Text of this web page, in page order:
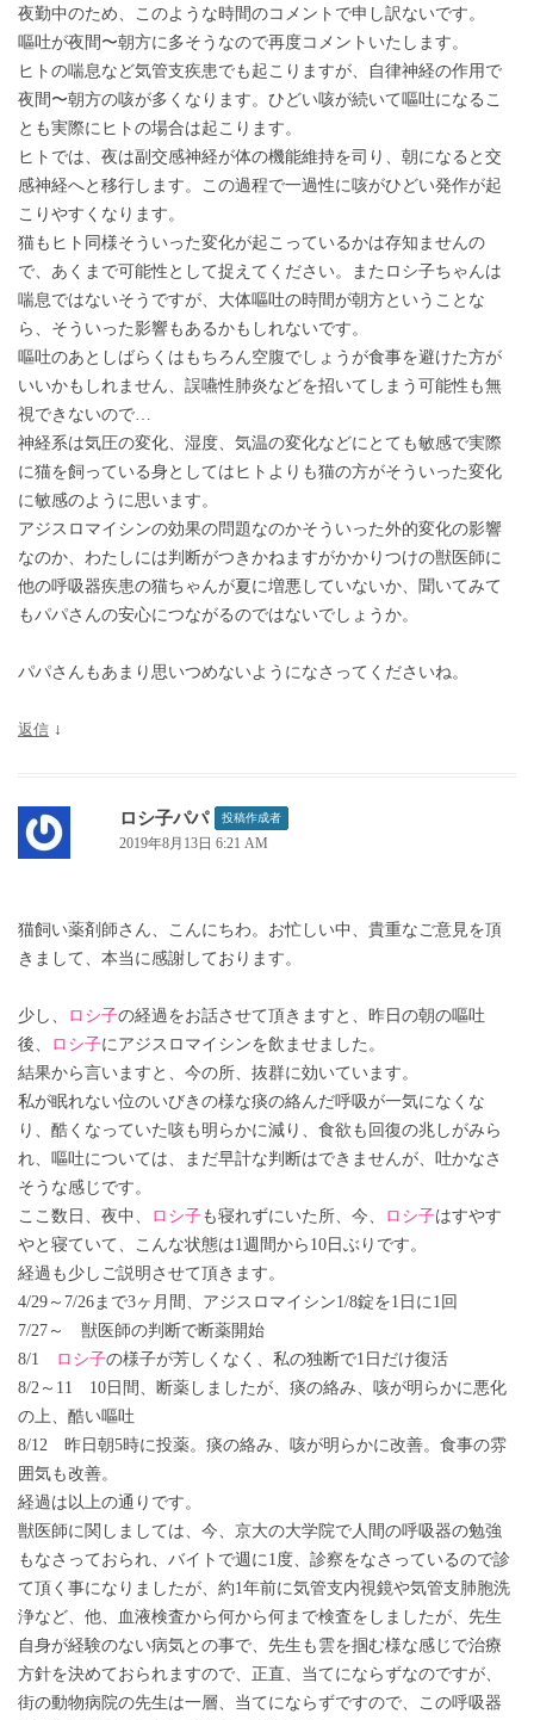
夜勤中のため、このような時間のコメントで申し訳ないです。
嘔吐が夜間〜朝方に多そうなので再度コメントいたします。
ヒトの喘息など気管支疾患でも起こりますが、自律神経の作用で
夜間〜朝方の咳が多くなります。ひどい咳が続いて嘔吐になるこ
とも実際にヒトの場合は起こります。
ヒトでは、夜は副交感神経が体の機能維持を司り、朝になると交
感神経へと移行します。この過程で一過性に咳がひどい発作が起
こりやすくなります。
猫もヒト同様そういった変化が起こっているかは存知ませんの
で、あくまで可能性として捉えてください。またロシ子ちゃんは
喘息ではないそうですが、大体嘔吐の時間が朝方ということな
ら、そういった影響もあるかもしれないです。
嘔吐のあとしばらくはもちろん空腹でしょうが食事を避けた方が
いいかもしれません、誤嚥性肺炎などを招いてしまう可能性も無
視できないので…
神経系は気圧の変化、湿度、気温の変化などにとても敏感で実際
に猫を飼っている身としてはヒトよりも猫の方がそういった変化
に敏感のように思います。
アジスロマイシンの効果の問題なのかそういった外的変化の影響
なのか、わたしには判断がつきかねますがかかりつけの獣医師に
他の呼吸器疾患の猫ちゃんが夏に増悪していないか、聞いてみて
もパパさんの安心につながるのではないでしょうか。
パパさんもあまり思いつめないようになさってくださいね。
返信 ↓
ロシ子パパ 投稿作成者
2019年8月13日 6:21 AM
猫飼い薬剤師さん、こんにちわ。お忙しい中、貴重なご意見を頂
きまして、本当に感謝しております。
少し、 ロシ子の経過をお話させて頂きますと、昨日の朝の嘔吐
後、
ロシ子にアジスロマイシンを飲ませました。
結果から言いますと、今の所、抜群に効いています。
私が眠れない位のいびきの様な痰の絡んだ呼吸が一気になくな
り、酷くなっていた咳も明らかに減り、食欲も回復の兆しがみら
れ、嘔吐については、まだ早計な判断はできませんが、吐かなさ
そうな感じです。
ここ数日、夜中、
ロシ子も寝れずにいた所、今、 ロシ子はすやす
やと寝ていて、こんな状態は1週間から10日ぶりです。
経過も少しご説明させて頂きます。
4/29～7/26まで3ヶ月間、アジスロマイシン1/8錠を1日に1回
7/27～ 獣医師の判断で断薬開始
8/1
ロシ子の様子が芳しくなく、私の独断で1日だけ復活
8/2～11 10日間、断薬しましたが、痰の絡み、咳が明らかに悪化
の上、酷い嘔吐
8/12 昨日朝5時に投薬。痰の絡み、咳が明らかに改善。食事の雰
囲気も改善。
経過は以上の通りです。
獣医師に関しましては、今、京大の大学院で人間の呼吸器の勉強
もなさっておられ、バイトで週に1度、診察をなさっているので診
て頂く事になりましたが、約1年前に気管支内視鏡や気管支肺胞洗
浄など、他、血液検査から何から何まで検査をしましたが、先生
自身が経験のない病気との事で、先生も雲を掴む様な感じで治療
方針を決めておられますので、正直、当てにならずなのですが、
街の動物病院の先生は一層、当てにならずですので、この呼吸器